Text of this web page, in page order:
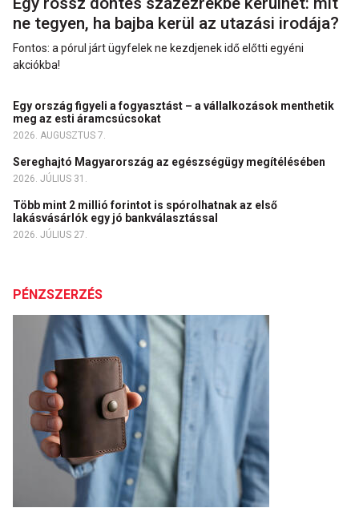
ne tegyen, ha bajba kerül az utazási irodája?
Fontos: a pórul járt ügyfelek ne kezdjenek idő előtti egyéni
akciókba!
Egy ország figyeli a fogyasztást – a vállalkozások menthetik
meg az esti áramcsúcsokat
2026. AUGUSZTUS 7.
Sereghajtó Magyarország az egészségügy megítélésében
2026. JÚLIUS 31.
Több mint 2 millió forintot is spórolhatnak az első
lakásvásárlók egy jó bankválasztással
2026. JÚLIUS 27.
PÉNZSZERZÉS